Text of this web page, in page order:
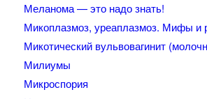
Меланома — это надо знать!
Микоплазмоз, уреаплазмоз. Мифы и
Микотический вульвовагинит
Милиумы
Микроспория